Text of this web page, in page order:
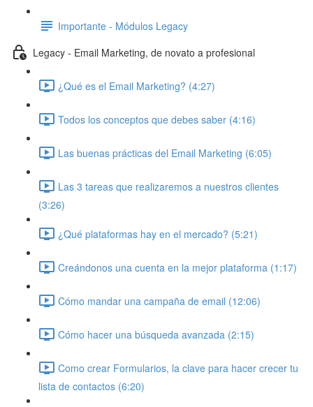
Importante - Módulos Legacy
Legacy - Email Marketing, de novato a profesional
¿Qué es el Email Marketing? (4:27)
Todos los conceptos que debes saber (4:16)
Las buenas prácticas del Email Marketing (6:05)
Las 3 tareas que realizaremos a nuestros clientes
(3:26)
¿Qué plataformas hay en el mercado? (5:21)
Creándonos una cuenta en la mejor plataforma (1:17)
Cómo mandar una campaña de email (12:06)
Cómo hacer una búsqueda avanzada (2:15)
Como crear Formularios, la clave para hacer crecer tu
lista de contactos (6:20)